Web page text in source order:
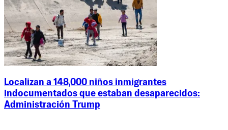
Localizan a 148,000 niños inmigrantes
indocumentados que estaban desaparecidos:
Administración Trump